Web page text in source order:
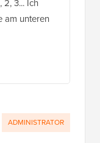
2, 3... Ich
am unteren
ADMINISTRATOR